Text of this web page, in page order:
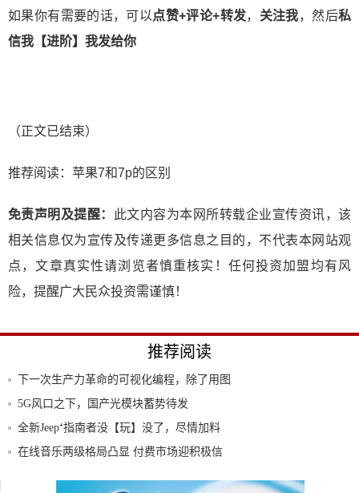
如果你有需要的话，可以 点赞+评论+转发， 关注我，然后私
信我【进阶】我发给你
（正文已结束）
推荐阅读： 苹果7和7p的区别
免责声明及提醒：
此文内容为本网所转载企业宣传资讯，该
相关信息仅为宣传及传递更多信息之目的，不代表本网站观
点，文章真实性请浏览者慎重核实！任何投资加盟均有风
险，提醒广大民众投资需谨慎！
推荐阅读
下一次生产力革命的可视化编程，除了用图
形，现
5G风口之下，国产光模块蓄势待发
全新Jeep⁺指南者没【玩】没了，尽情加料
在线音乐两级格局凸显 付费市场迎积极信